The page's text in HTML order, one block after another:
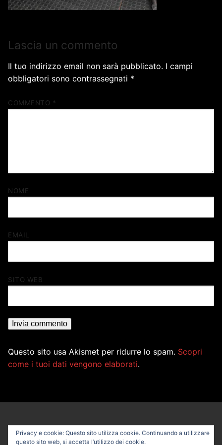
Lascia un commento
Il tuo indirizzo email non sarà pubblicato. I campi
obbligatori sono contrassegnati *
COMMENTO *
NOME
EMAIL
SITO WEB
Questo sito usa Akismet per ridurre lo spam. Scopri
come i tuoi dati vengono elaborati.
Privacy e cookie: Questo sito utilizza cookie. Continuando a utilizzare
questo sito web, si accetta l’utilizzo dei cookie.